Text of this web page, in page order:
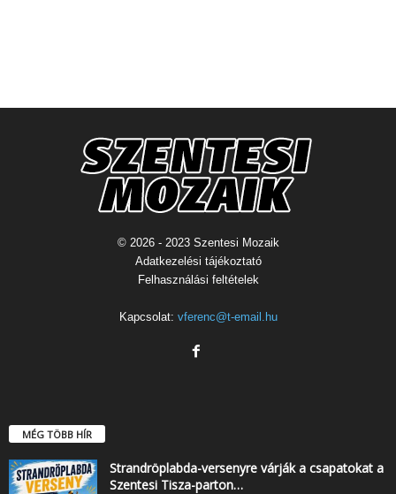
© 2026 - 2023 Szentesi Mozaik
Adatkezelési tájékoztató
Felhasználási feltételek
Kapcsolat: vferenc@t-email.hu
MÉG TÖBB HÍR
Strandröplabda-versenyre várják a csapatokat a
Szentesi Tisza-parton…